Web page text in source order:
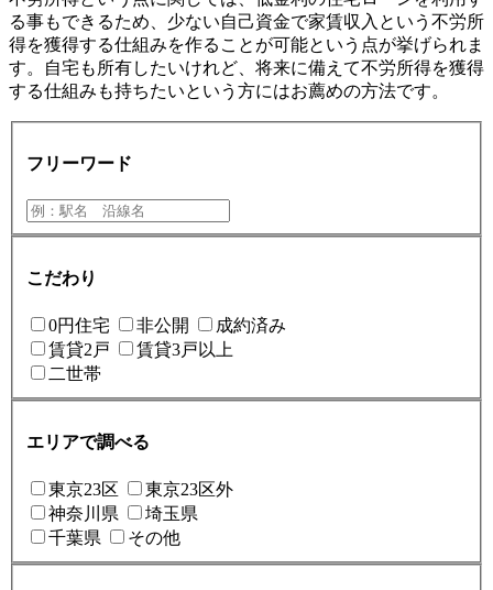
る事もできるため、少ない自己資金で家賃収入という不労所
得を獲得する仕組みを作ることが可能という点が挙げられま
す。自宅も所有したいけれど、将来に備えて不労所得を獲得
する仕組みも持ちたいという方にはお薦めの方法です。
フリーワード
こだわり
0円住宅 非公開
成約済み
賃貸2戸
賃貸3戸以上
二世帯
エリアで調べる
東京23区
東京23区外
神奈川県
埼玉県
千葉県
その他